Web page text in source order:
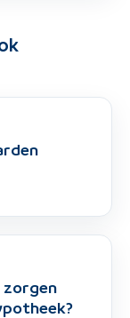
zorgen